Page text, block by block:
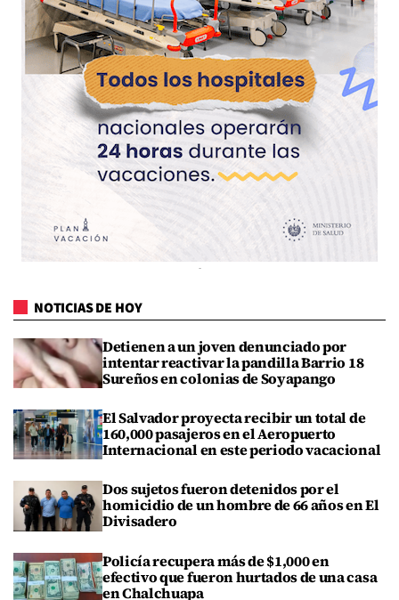
NOTICIAS DE HOY
Detienen a un joven denunciado por
intentar reactivar la pandilla Barrio 18
Sureños en colonias de Soyapango
El Salvador proyecta recibir un total de
160,000 pasajeros en el Aeropuerto
Internacional en este periodo vacacional
Dos sujetos fueron detenidos por el
homicidio de un hombre de 66 años en El
Divisadero
Policía recupera más de $1,000 en
efectivo que fueron hurtados de una casa
en Chalchuapa